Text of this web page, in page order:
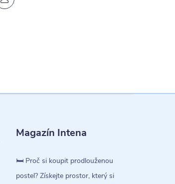
Magazín Intena
🛏️ Proč si koupit prodlouženou
postel? Získejte prostor, který si